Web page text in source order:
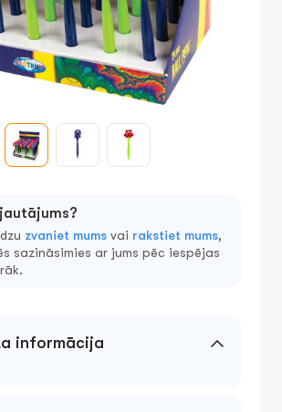
jautājums?
zvaniet mums vai rakstiet mums,
sazināsimies ar jums pēc iespējas
informācija